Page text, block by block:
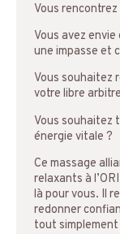
Vous
Vous avez
une impasse et
Vous souhaitez
votre libre
Vous souhaitez
énergie vitale ?
Ce massage
relaxants à
là pour vous. Il
redonner
tout